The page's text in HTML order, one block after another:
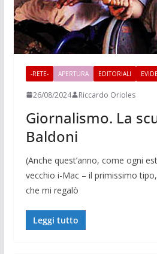
-RETE- APERTURA EDITORIALI
26/08/2024 Riccardo Orioles
Giornalismo. La
Baldoni
(Anche quest’anno, come ogni
vecchio i-Mac – il primissimo
che mi regalò
Leggi tutto